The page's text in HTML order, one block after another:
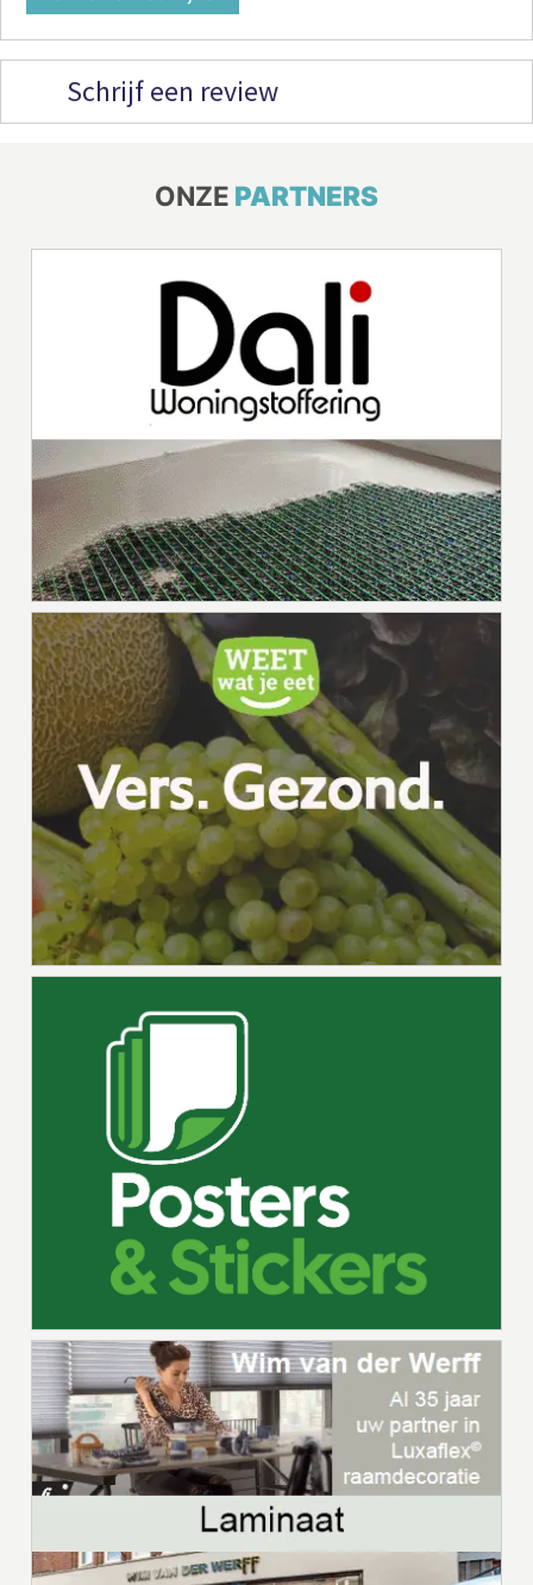
Schrijf een review
ONZE PARTNERS